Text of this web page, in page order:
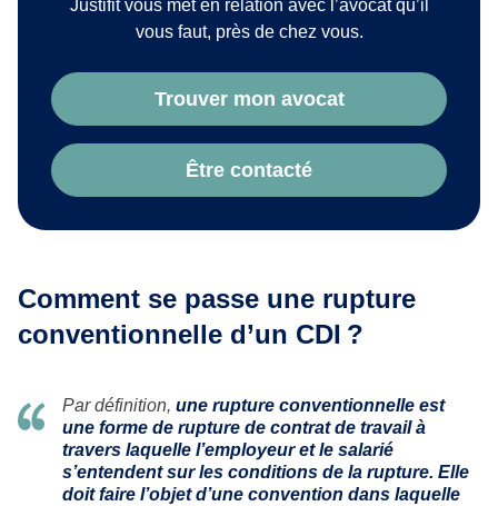
Justifit vous met en relation avec l’avocat qu’il
vous faut, près de chez vous.
Trouver mon avocat
Être contacté
Comment se passe une rupture
conventionnelle d’un CDI ?
Par définition, une rupture conventionnelle est
une forme de rupture de contrat de travail à
travers laquelle l’employeur et le salarié
s’entendent sur les conditions de la rupture. Elle
doit faire l’objet d’une convention dans laquelle